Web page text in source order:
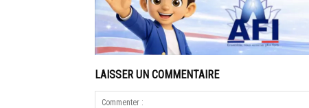
LAISSER UN COMMENTAIRE